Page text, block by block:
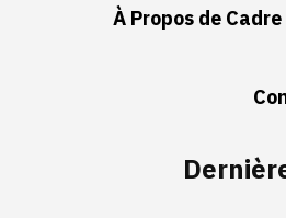
À Propos de